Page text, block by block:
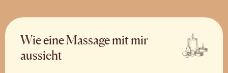
Wie eine Massage mit mir
aussieht